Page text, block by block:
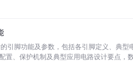
引脚功能及参数，包括各引脚定义、典
置、保护机制及典型应用电路设计要点，